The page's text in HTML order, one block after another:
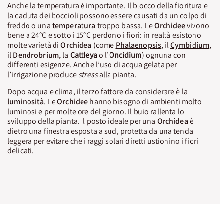
Anche la temperatura è importante. Il blocco della fioritura e
la caduta dei boccioli possono essere causati da un colpo di
freddo o unatemperatura troppo bassa. LeOrchideevivono
bene a 24°C e sotto i 15°C perdono i fiori: in realtà esistono
molte varietà diOrchidea (come Phalaenopsis, ilCymbidium,
ilDendrobrium,la Cattleyao l’Oncidium) ognuna con
differenti esigenze. Anche l’uso di acqua gelata per
l’irrigazione producestressalla pianta.
Dopo acqua e clima, il terzo fattore da considerare è la
luminosità. LeOrchideehanno bisogno di ambienti molto
luminosi e per molte ore del giorno. Il buio rallenta lo
sviluppo della pianta. Il posto ideale per una Orchideaè
dietro una finestra esposta a sud, protetta da una tenda
leggera per evitare che i raggi solari diretti ustionino i fiori
delicati.